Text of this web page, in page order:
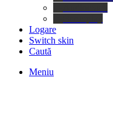
Logare
Switch skin
Caută
Meniu